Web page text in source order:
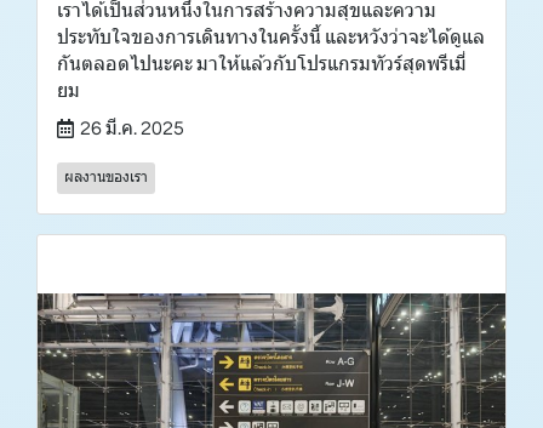
เราได้เป็นส่วนหนึ่งในการสร้างความสุขและความ
ประทับใจของการเดินทางในครั้งนี้ และหวังว่าจะได้ดูแล
กันตลอดไปนะคะ มาให้แล้วกับโปรแกรมทัวร์สุดพรีเมี่
ยม
26 มี.ค. 2025
ผลงานของเรา